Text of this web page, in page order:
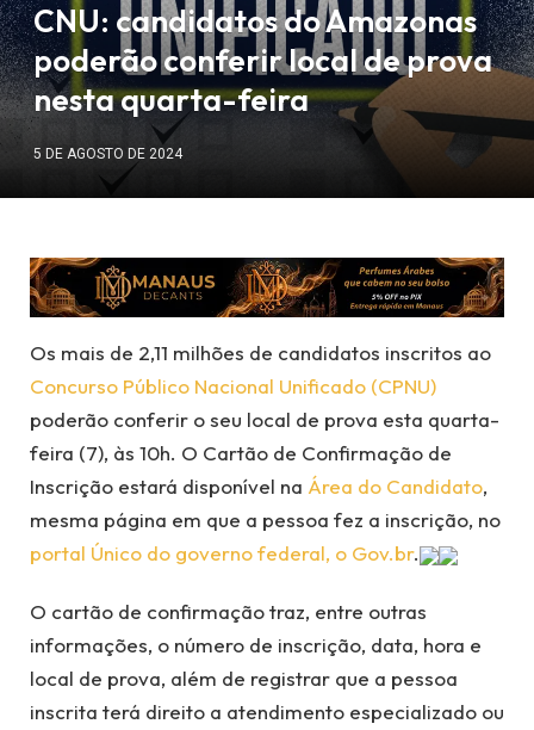
CNU: candidatos do Amazonas
poderão conferir local de prova
nesta quarta-feira
5 DE AGOSTO DE 2024
Os mais de 2,11 milhões de candidatos inscritos ao
Concurso Público Nacional Unificado (CPNU)
poderão conferir o seu local de prova esta quarta-
feira (7), às 10h. O Cartão de Confirmação de
Inscrição estará disponível na Área do Candidato,
mesma página em que a pessoa fez a inscrição, no
portal Único do governo federal, o Gov.br.
O cartão de confirmação traz, entre outras
informações, o número de inscrição, data, hora e
local de prova, além de registrar que a pessoa
inscrita terá direito a atendimento especializado ou